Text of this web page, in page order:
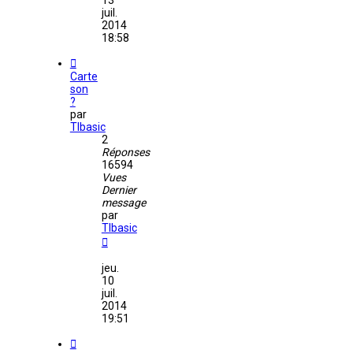
juil.
2014
18:58
Carte
son
?
par
TIbasic
2
Réponses
16594
Vues
Dernier
message
par
TIbasic
jeu.
10
juil.
2014
19:51